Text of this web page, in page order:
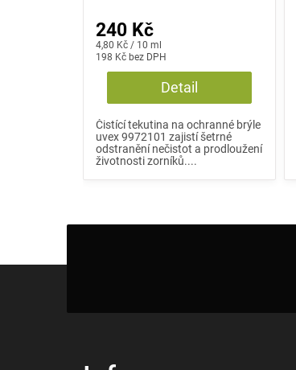
198 Kč bez DPH
240 Kč
Měrná
cena:
4,80 Kč / 10 ml
Detail
Čistící tekutina na ochranné brýle
uvex 9972101 zajistí šetrné
odstranění nečistot a prodloužení
životnosti zorníků....